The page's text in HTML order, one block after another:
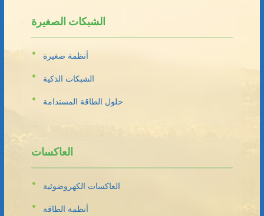
الشبكات الصغيرة
أنظمة صغيرة
الشبكات الذكية
حلول الطاقة المستدامة
العاكسات
العاكسات الكهروضوئية
أنظمة الطاقة